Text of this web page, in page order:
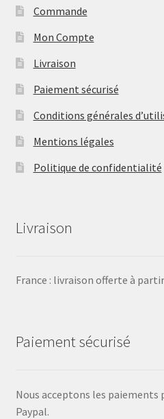
Commande
Mon Compte
Livraison
Paiement sécurisé
Conditions générales
Mentions légales
Politique de confidentialité
Livraison
France : livraison offerte à partir
Paiement sécurisé
Nous acceptons les paiements
Paypal.